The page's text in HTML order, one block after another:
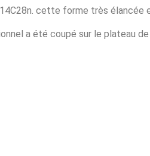
cette forme très élancée
a été coupé sur le plateau de